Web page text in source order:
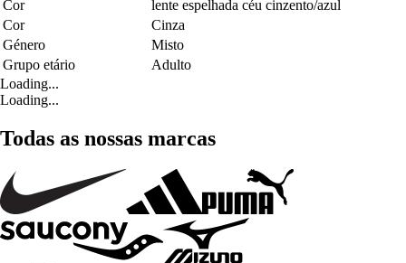
Cor
lente espelhada céu cinzento/azul
Cor
Cinza
Género
Misto
Grupo etário
Adulto
Loading...
Loading...
Todas as nossas marcas